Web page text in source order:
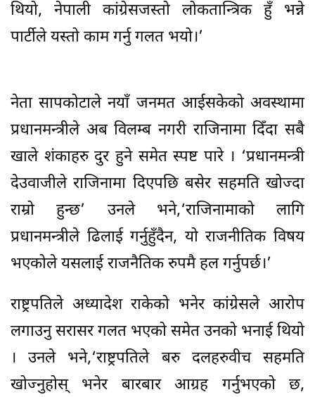
थियो, नेपाली कांग्रेसजस्तो लोकतान्त्रिक हुँ भन्ने
पार्टीले यस्तो काम गर्नु गलत भयो।’
नेता सापकोटाले नयाँ जनमत आईसकेको अवस्थामा
प्रधानमन्त्रीले अब विलम्ब नगरी राजिनामा दिँदा सबै
खाले शंकाहरु दुर हुने समेत स्पष्ट पारे । ‘प्रधानमन्त्री
देउवाजीले राजिनामा दिएपछि बसेर सहमति खोज्दा
राम्रो हुन्छ’ उनले भने,‘राजिनामाको लागि
प्रधानमन्त्रीले ढिलाई गर्नुहुँदैन, यो राजनीतिक विषय
भएकोले यसलाई राजनैतिक रुपमै हल गर्नुपर्छ।’
राष्ट्रपतिले अध्यादेश राकेको भनेर कांग्रेसले आरोप
लगाउनु सरासर गलत भएको समेत उनको भनाई थियो
। उनले भने,‘राष्ट्रपतिले बरु दलहरुवीच सहमति
खोज्नुहोस् भनेर बारबार आग्रह गर्नुभएको छ,